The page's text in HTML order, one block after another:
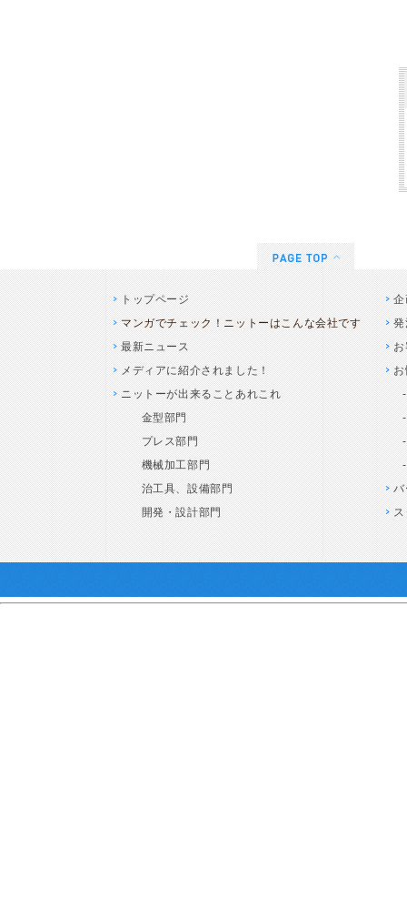
トップページ
マンガでチェック！ニットーはこんな会社です
最新ニュース
メディアに紹介されました！
ニットーが出来ることあれこれ
金型部門
プレス部門
機械加工部門
治工具、設備部門
開発・設計部門
企
発
お
お
バ
ス